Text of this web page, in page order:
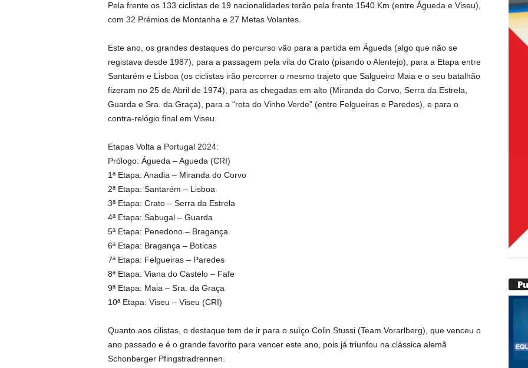
Pela frente os 133 ciclistas de 19 nacionalidades terão pela frente 1540 Km (entre Águeda e Viseu),
com 32 Prémios de Montanha e 27 Metas Volantes.
Este ano, os grandes destaques do percurso vão para a partida em Águeda (algo que não se
registava desde 1987), para a passagem pela vila do Crato (pisando o Alentejo), para a Etapa entre
Santarém e Lisboa (os ciclistas irão percorrer o mesmo trajeto que Salgueiro Maia e o seu batalhão
fizeram no 25 de Abril de 1974), para as chegadas em alto (Miranda do Corvo, Serra da Estrela,
Guarda e Sra. da Graça), para a “rota do Vinho Verde” (entre Felgueiras e Paredes), e para o
contra-relógio final em Viseu.
Etapas Volta a Portugal 2024:
Prólogo: Águeda – Agueda (CRI)
1ª Etapa: Anadia – Miranda do Corvo
2ª Etapa: Santarém – Lisboa
3ª Etapa: Crato – Serra da Estrela
4ª Etapa: Sabugal – Guarda
5ª Etapa: Penedono – Bragança
6ª Etapa: Bragança – Boticas
7ª Etapa: Felgueiras – Paredes
8ª Etapa: Viana do Castelo – Fafe
9ª Etapa: Maia – Sra. da Graça
10ª Etapa: Viseu – Viseu (CRI)
Quanto aos cilistas, o destaque tem de ir para o suíço Colin Stussi (Team Vorarlberg), que venceu o
ano passado e é o grande favorito para vencer este ano, pois já triunfou na clássica alemã
Schonberger Pfingstradrennen.